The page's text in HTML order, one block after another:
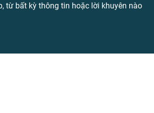
từ bất kỳ thông tin hoặc lời khuyên nào